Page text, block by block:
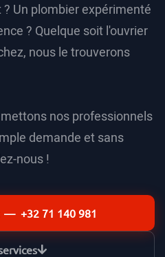
Un plombier expérimenté
? Quelque soit l'ouvrier
nous le trouverons
nos professionnels
demande et sans
nous !
— +32 71 140 981